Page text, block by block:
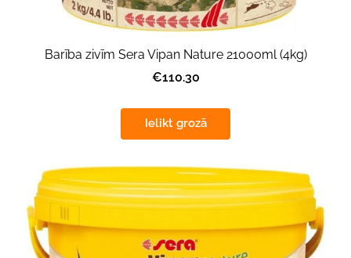
Barība zivīm Sera Vipan Nature 21000ml (4kg)
€110.30
Ielikt grozā